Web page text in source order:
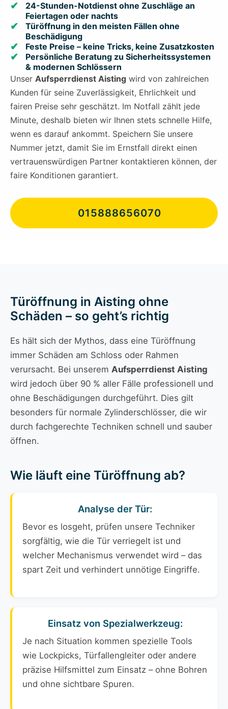
24-Stunden-Notdienst ohne Zuschläge an
Feiertagen oder nachts
Türöffnung in den meisten Fällen ohne
Beschädigung
Feste Preise – keine Tricks, keine Zusatzkosten
Persönliche Beratung zu Sicherheitssystemen
& modernen Schlössern
Unser Aufsperrdienst Aisting wird von zahlreichen
Kunden für seine Zuverlässigkeit, Ehrlichkeit und
fairen Preise sehr geschätzt. Im Notfall zählt jede
Minute, deshalb bieten wir Ihnen stets schnelle Hilfe,
wenn es darauf ankommt. Speichern Sie unsere
Nummer jetzt, damit Sie im Ernstfall direkt einen
vertrauenswürdigen Partner kontaktieren können, der
faire Konditionen garantiert.
015888656070
Türöffnung in Aisting ohne
Schäden – so geht’s richtig
Es hält sich der Mythos, dass eine Türöffnung
immer Schäden am Schloss oder Rahmen
verursacht. Bei unserem Aufsperrdienst Aisting
wird jedoch über 90 % aller Fälle professionell und
ohne Beschädigungen durchgeführt. Dies gilt
besonders für normale Zylinderschlösser, die wir
durch fachgerechte Techniken schnell und sauber
öffnen.
Wie läuft eine Türöffnung ab?
Analyse der Tür:
Bevor es losgeht, prüfen unsere Techniker
sorgfältig, wie die Tür verriegelt ist und
welcher Mechanismus verwendet wird – das
spart Zeit und verhindert unnötige Eingriffe.
Einsatz von Spezialwerkzeug:
Je nach Situation kommen spezielle Tools
wie Lockpicks, Türfallengleiter oder andere
präzise Hilfsmittel zum Einsatz – ohne Bohren
und ohne sichtbare Spuren.